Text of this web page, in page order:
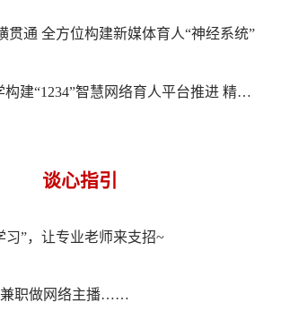
贯通 全方位构建新媒体育人“神经系统”
电子科技大学构建“1234”智慧网络育人平台推进 精准思政
谈心指引
习”，让专业老师来支招~
兼职做网络主播……